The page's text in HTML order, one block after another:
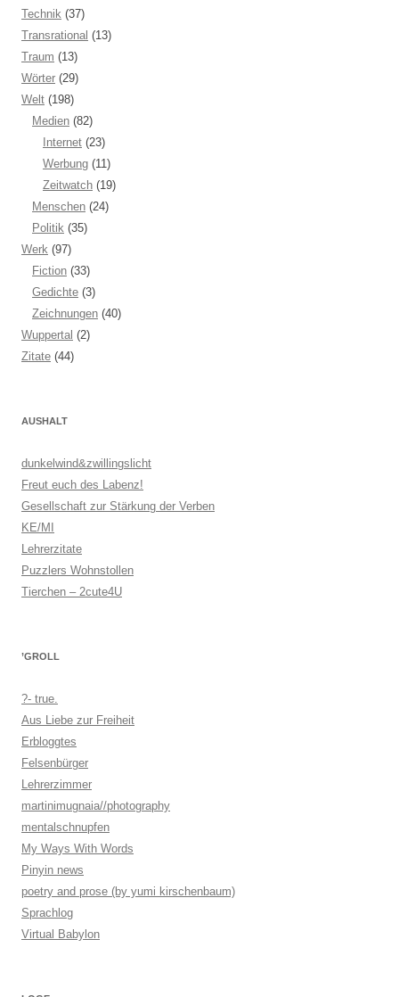
Technik (37)
Transrational (13)
Traum (13)
Wörter (29)
Welt (198)
Medien (82)
Internet (23)
Werbung (11)
Zeitwatch (19)
Menschen (24)
Politik (35)
Werk (97)
Fiction (33)
Gedichte (3)
Zeichnungen (40)
Wuppertal (2)
Zitate (44)
AUSHALT
dunkelwind&zwillingslicht
Freut euch des Labenz!
Gesellschaft zur Stärkung der Verben
KE/MI
Lehrerzitate
Puzzlers Wohnstollen
Tierchen – 2cute4U
’GROLL
?- true.
Aus Liebe zur Freiheit
Erbloggtes
Felsenbürger
Lehrerzimmer
martinimugnaia//photography
mentalschnupfen
My Ways With Words
Pinyin news
poetry and prose (by yumi kirschenbaum)
Sprachlog
Virtual Babylon